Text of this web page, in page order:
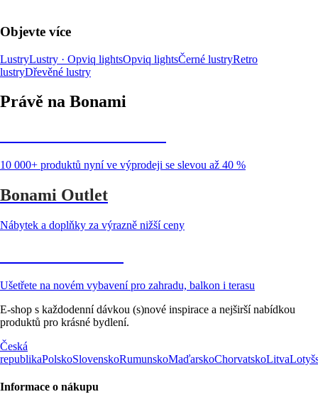
Objevte více
LustryLustry · Opviq lightsOpviq lightsČerné lustryRetro
lustryDřevěné lustry
Právě na Bonami
10 000+ produktů nyní ve výprodeji se slevou až 40 %
Bonami Outlet
Nábytek a doplňky za výrazně nižší ceny
Ušetřete na novém vybavení pro zahradu, balkon i terasu
E-shop s každodenní dávkou (s)nové inspirace a nejširší nabídkou
produktů pro krásné bydlení.
Česká
republikaPolskoSlovenskoRumunskoMaďarskoChorvatskoLitva
Informace o nákupu